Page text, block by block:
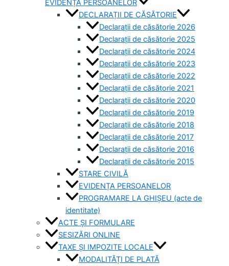
EVIDENȚA PERSOANELOR
DECLARAȚII DE CĂSĂTORIE
Declarații de căsătorie 2026
Declarații de căsătorie 2025
Declarații de căsătorie 2024
Declarații de căsătorie 2023
Declarații de căsătorie 2022
Declarații de căsătorie 2021
Declarații de căsătorie 2020
Declarații de căsătorie 2019
Declarații de căsătorie 2018
Declarații de căsătorie 2017
Declarații de căsătorie 2016
Declarații de căsătorie 2015
STARE CIVILĂ
EVIDENȚA PERSOANELOR
PROGRAMARE LA GHIȘEU (acte de
identitate)
ACTE ȘI FORMULARE
SESIZĂRI ONLINE
TAXE ȘI IMPOZITE LOCALE
MODALITĂȚI DE PLATĂ